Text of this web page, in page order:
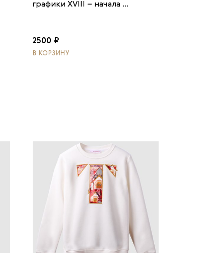
графики XVIII – начала ...
2500 ₽
В КОРЗИНУ